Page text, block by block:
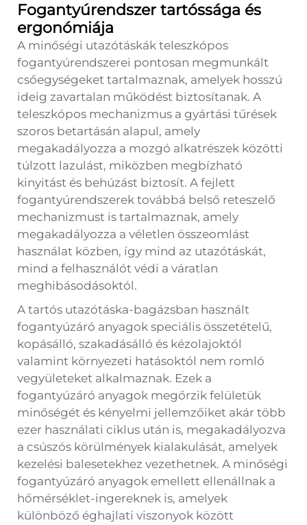
Fogantyúrendszer tartóssága és
ergonómiája
A minőségi utazótáskák teleszkópos
fogantyúrendszerei pontosan megmunkált
csőegységeket tartalmaznak, amelyek hosszú
ideig zavartalan működést biztosítanak. A
teleszkópos mechanizmus a gyártási tűrések
szoros betartásán alapul, amely
megakadályozza a mozgó alkatrészek közötti
túlzott lazulást, miközben megbízható
kinyitást és behúzást biztosít. A fejlett
fogantyúrendszerek továbbá belső reteszelő
mechanizmust is tartalmaznak, amely
megakadályozza a véletlen összeomlást
használat közben, így mind az utazótáskát,
mind a felhasználót védi a váratlan
meghibásodásoktól.
A tartós utazótáska-bagázsban használt
fogantyúzáró anyagok speciális összetételű,
kopásálló, szakadásálló és kézolajoktól
valamint környezeti hatásoktól nem romló
vegyületeket alkalmaznak. Ezek a
fogantyúzáró anyagok megőrzik felületük
minőségét és kényelmi jellemzőiket akár több
ezer használati ciklus után is, megakadályozva
a csúszós körülmények kialakulását, amelyek
kezelési balesetekhez vezethetnek. A minőségi
fogantyúzáró anyagok emellett ellenállnak a
hőmérséklet-ingereknek is, amelyek
különböző éghajlati viszonyok között